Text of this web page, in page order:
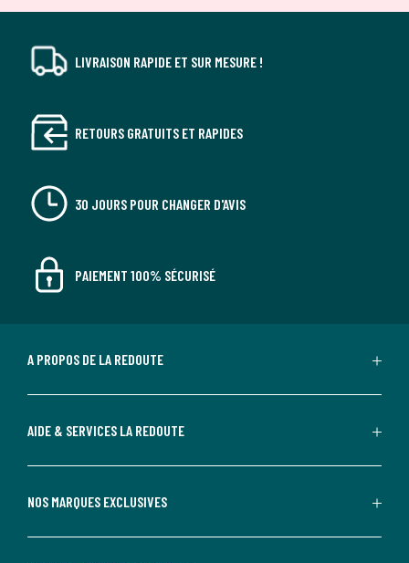
LIVRAISON RAPIDE ET SUR MESURE !
RETOURS GRATUITS ET RAPIDES
30 JOURS POUR CHANGER D'AVIS
PAIEMENT 100% SÉCURISÉ
A PROPOS DE LA REDOUTE
AIDE & SERVICES LA REDOUTE
NOS MARQUES EXCLUSIVES